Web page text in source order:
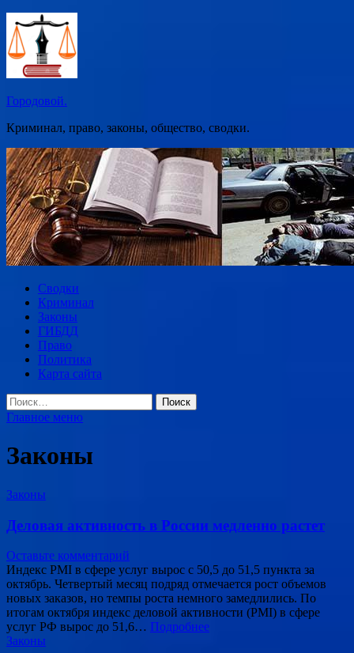
Перейти
содержимому
Городовой.
Криминал, право, законы, общество, сводки.
Сводки
Криминал
Законы
ГИБДД
Право
Политика
Карта сайта
Найти:
Главное меню
Законы
Законы
Деловая активность в России медленно растет
Оставьте комментарий
Индекс PMI в сфере услуг вырос с 50,5 до 51,5 пункта за
октябрь. Четвертый месяц подряд отмечается рост объемов
новых заказов, но темпы роста немного замедлились. По
итогам октября индекс деловой активности (PMI) в сфере
услуг РФ вырос до 51,6… Подробнее
Законы